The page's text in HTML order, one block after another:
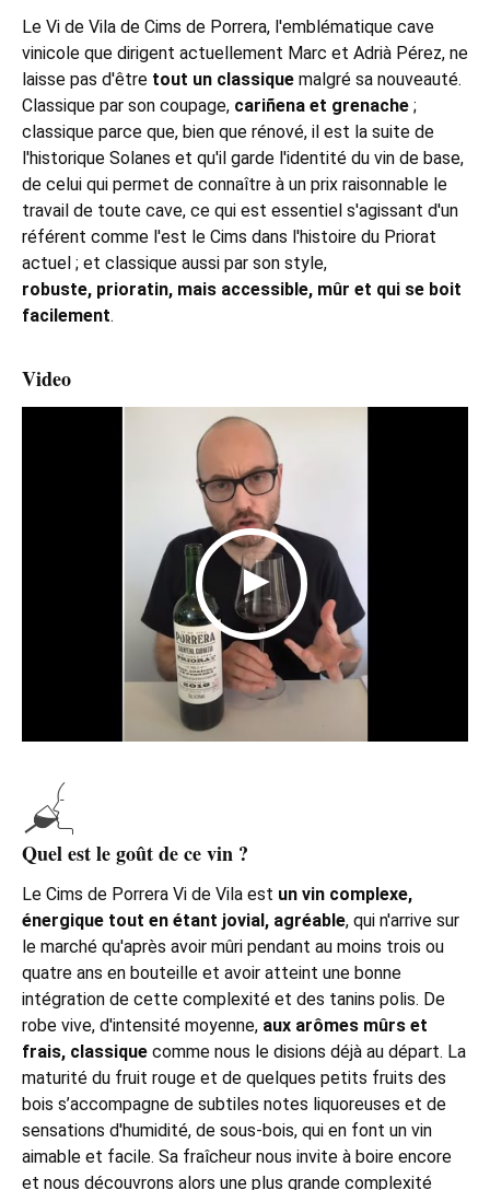
Le Vi de Vila de Cims de Porrera, l'emblématique cave
vinicole que dirigent actuellement Marc et Adrià Pérez, ne
laisse pas d'être tout un classique malgré sa nouveauté.
Classique par son coupage, cariñena et grenache ;
classique parce que, bien que rénové, il est la suite de
l'historique Solanes et qu'il garde l'identité du vin de base,
de celui qui permet de connaître à un prix raisonnable le
travail de toute cave, ce qui est essentiel s'agissant d'un
référent comme l'est le Cims dans l'histoire du Priorat
actuel ; et classique aussi par son style,
robuste, prioratin, mais accessible, mûr et qui se boit
facilement.
Video
Quel est le goût de ce vin ?
Le Cims de Porrera Vi de Vila est un vin complexe,
énergique tout en étant jovial, agréable, qui n'arrive sur
le marché qu'après avoir mûri pendant au moins trois ou
quatre ans en bouteille et avoir atteint une bonne
intégration de cette complexité et des tanins polis. De
robe vive, d'intensité moyenne, aux arômes mûrs et
frais, classique comme nous le disions déjà au départ. La
maturité du fruit rouge et de quelques petits fruits des
bois s’accompagne de subtiles notes liquoreuses et de
sensations d'humidité, de sous-bois, qui en font un vin
aimable et facile. Sa fraîcheur nous invite à boire encore
et nous découvrons alors une plus grande complexité